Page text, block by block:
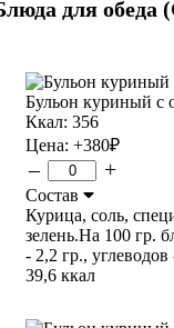
для обеда
Бульон куриный с
Ккал: 356
Цена: +380₽
– +
Состав
Курица, соль,
зелень.На 100 гр.
- 2,2 гр.,
39,6 ккал